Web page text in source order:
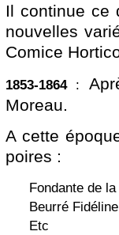
Il continue ce
nouvelles
Comice
1853-1864:
Moreau.
A cette
poires :
Fondante de
Beurré Fidéline
Etc